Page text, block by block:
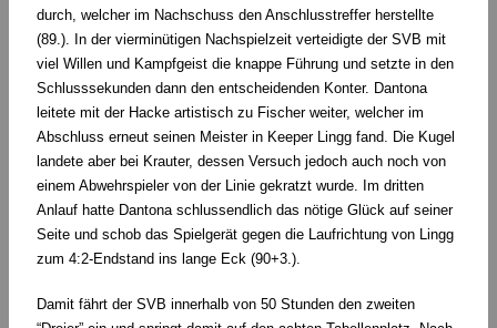
durch, welcher im Nachschuss den Anschlusstreffer herstellte
(89.). In der vierminütigen Nachspielzeit verteidigte der SVB mit
viel Willen und Kampfgeist die knappe Führung und setzte in den
Schlusssekunden dann den entscheidenden Konter. Dantona
leitete mit der Hacke artistisch zu Fischer weiter, welcher im
Abschluss erneut seinen Meister in Keeper Lingg fand. Die Kugel
landete aber bei Krauter, dessen Versuch jedoch auch noch von
einem Abwehrspieler von der Linie gekratzt wurde. Im dritten
Anlauf hatte Dantona schlussendlich das nötige Glück auf seiner
Seite und schob das Spielgerät gegen die Laufrichtung von Lingg
zum 4:2-Endstand ins lange Eck (90+3.).
Damit fährt der SVB innerhalb von 50 Stunden den zweiten